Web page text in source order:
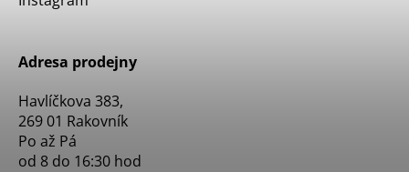
Adresa prodejny
Havlíčkova 383,
269 01 Rakovník
Po až Pá
od 8 do 16:30 hod